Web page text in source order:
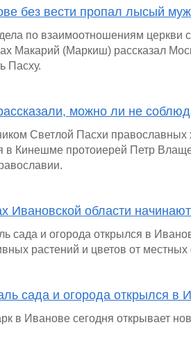
без вести пропал лысый
по взаимоотношениям
Макарий (Маркиш) рассказал
Пасху.
можно ли не
Светлой Пасхи православных
в Кинешме протоиерей Петр
Ивановской области
сада и огорода открылся в
растений и цветов от
сада и огорода открылся в
в Иванове сегодня открывает